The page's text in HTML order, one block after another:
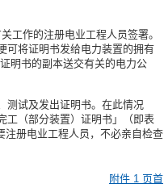
工作的注册电业工程人员签署。
可将证明书发给电力装置的拥有
明书的副本送交有关的电力公
测试及发出证明书。在此情况
工（部分装置）证明书」（即表
注册电业工程人员，不必亲自检查
附件 1 页首